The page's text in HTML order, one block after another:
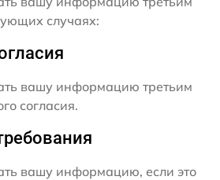
случаях:
вашу информацию третьим
согласия.
вашу информацию, если это